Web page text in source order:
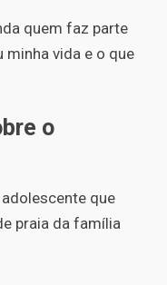
quem faz parte
minha vida e o que
o
que
praia da família